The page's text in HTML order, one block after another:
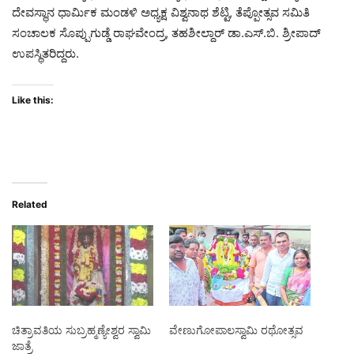
ದೇವಸ್ಥಾನ ಧಾರ್ಮಿಕ ಮಂಡಳಿ ಅಧ್ಯಕ್ಷ ವಿಶ್ವನಾಥ ಶೆಟ್ಟಿ, ತೆಪ್ಪೋತ್ಸವ ಸಮಿತಿ
ಸಂಚಾಲಕ ಸೊಪ್ಪುಗುಡ್ಡೆ ರಾಘವೇಂದ್ರ, ತಹಶೀಲ್ದಾರ್‌ ಡಾ.ಎಸ್.ಬಿ. ಶ್ರೀಪಾದ್‌
ಉಪಸ್ಥಿತರಿದ್ದರು.
Like this:
Related
ಚಿತ್ರಾವತಿಯ ಸುಬ್ರಹ್ಮಣ್ಯೇಶ್ವರ ಸ್ವಾಮಿ
ಜಾತ್ರೆ
ವೇಣುಗೋಪಾಲಸ್ವಾಮಿ ರಥೋತ್ಸವ